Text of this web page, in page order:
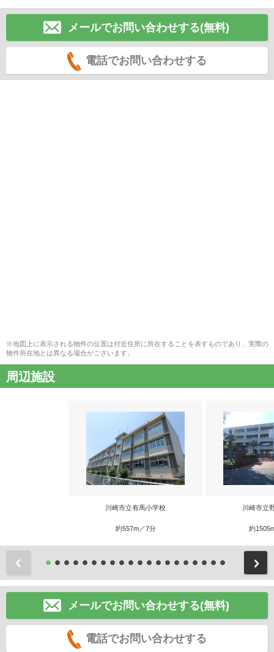
メールでお問い合わせする(無料)
電話でお問い合わせする
※地図上に表示される物件の位置は付近住所に所在することを表すものであり、実際の
物件所在地とは異なる場合がございます。
周辺施設
川崎市立有馬小学校
約557m／7分
川崎市立
約
メールでお問い合わせする(無料)
電話でお問い合わせする